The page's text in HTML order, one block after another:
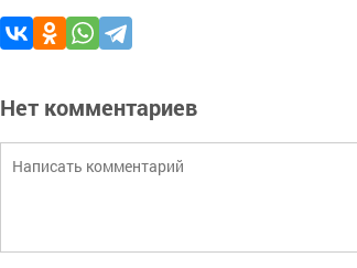
Нет комментариев